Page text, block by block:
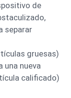
de
separar
gruesas)
una nueva
calificado)